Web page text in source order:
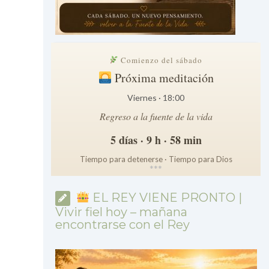
Comienzo del sábado
Próxima meditación
Viernes · 18:00
Regreso a la fuente de la vida
5 días · 9 h · 58 min
Tiempo para detenerse · Tiempo para Dios
***
EL REY VIENE PRONTO |
Vivir fiel hoy – mañana
encontrarse con el Rey